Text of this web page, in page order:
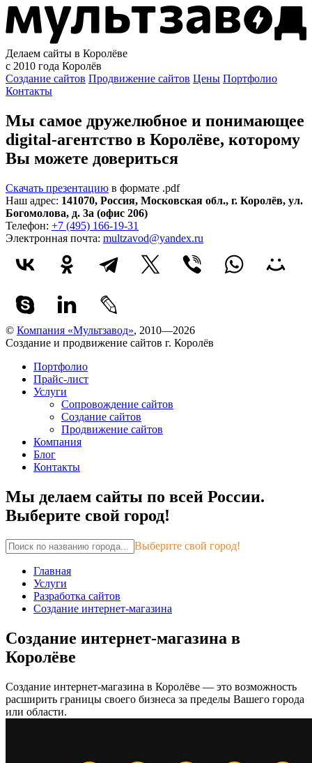
Делаем сайты в Королёве
с 2010 года Королёв
Создание сайтов Продвижение сайтов Цены Портфолио
Контакты
Мы самое дружелюбное и понимающее
digital-агентство в Королёве, которому
Вы можете довериться
Скачать презентацию в формате .pdf
Наш адрес: 141070, Россия, Московская обл., г. Королёв, ул.
Богомолова, д. 3а (офис 206)
Телефон: +7 (495) 166-19-31
Электронная почта: multzavod@yandex.ru
© Компания «Мультзавод», 2010—2026
Создание и продвижение сайтов г. Королёв
Портфолио
Прайс-лист
Услуги
Сопровождение сайтов
Создание сайтов
Продвижение сайтов
Компания
Блог
Контакты
Мы делаем сайты по всей России.
Выберите свой город!
Выберите свой город!
Главная
Услуги
Разработка сайтов
Создание интернет-магазина
Создание интернет-магазина в
Королёве
Создание интернет-магазина в Королёве — это возможность
расширить границы своего бизнеса за пределы Вашего города
или области.